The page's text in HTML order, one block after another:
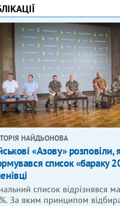
НАЙДЬОНОВА
«Азову» розповіли,
список «бараку
список відрізнявся
За яким принципом